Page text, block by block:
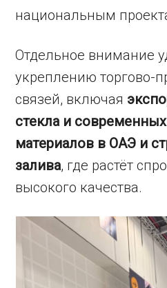
национальным
Отдельное внимание
укреплению
связей, включая
стекла и
материалов в ОАЭ и
залива, где растёт
высокого качества.